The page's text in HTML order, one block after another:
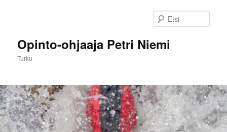
Opinto-ohjaaja Petri Niemi
Turku